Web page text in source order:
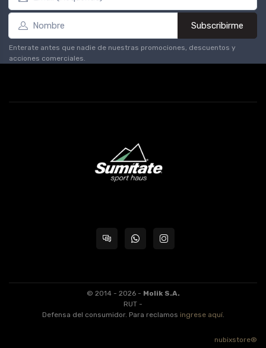
Subscribirme
Enterate antes que nadie de nuestras promociones, descuentos y
acciones comerciales.
© 2014 - 2026 - Molik S.A.
RUT -
Defensa del consumidor. Para reclamos ingrese aquí.
nubixstore®